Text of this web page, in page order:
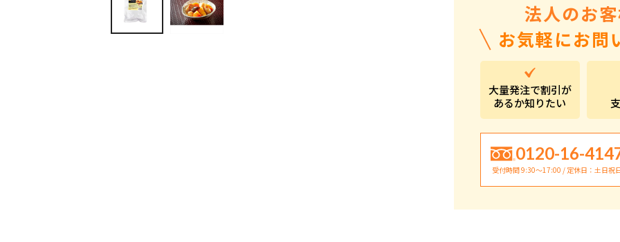
法人のお
お気軽にお問
大量発注で割引が
あるか知りたい
0120-16-
受付時間 9:30〜17:00 / 定休日：土日祝